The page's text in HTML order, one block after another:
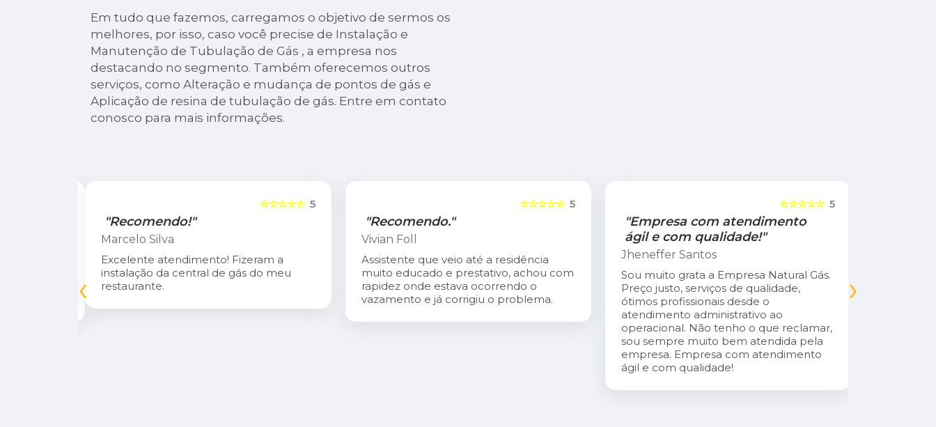
Em tudo que fazemos, carregamos o objetivo de sermos os
melhores, por isso, caso você precise de Instalação e
Manutenção de Tubulação de Gás , a empresa nos
destacando no segmento. Também oferecemos outros
serviços, como Alteração e mudança de pontos de gás e
Aplicação de resina de tubulação de gás. Entre em contato
conosco para mais informações.
5
☆☆☆☆☆
"Recomendo!"
Marcelo Silva
Excelente atendimento! Fizeram a
instalação da central de gás do meu
restaurante.
5
☆☆☆☆☆
"Recomendo."
Vivian Foll
Assistente que veio até a residência
muito educado e prestativo, achou com
rapidez onde estava ocorrendo o
vazamento e já corrigiu o problema.
5
☆☆☆☆☆
"Empresa com atendimento
ágil e com qualidade!"
Jheneffer Santos
Sou muito grata a Empresa Natural Gás.
Preço justo, serviços de qualidade,
ótimos profissionais desde o
atendimento administrativo ao
operacional. Não tenho o que reclamar,
sou sempre muito bem atendida pela
empresa. Empresa com atendimento
ágil e com qualidade!
‹ ›